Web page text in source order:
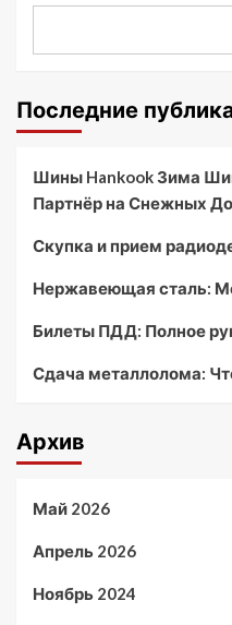
Последние
Шины Hankook Зима
Партнёр на Снежных
Скупка и прием
Нержавеющая сталь:
Билеты ПДД: Полное
Сдача металлолома:
Архив
Май 2026
Апрель 2026
Ноябрь 2024